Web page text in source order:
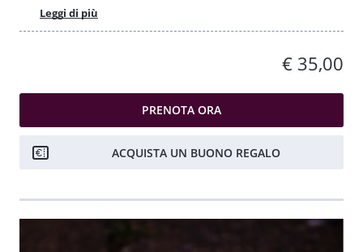
Leggi di più
€ 35,00
PRENOTA ORA
ACQUISTA UN BUONO REGALO